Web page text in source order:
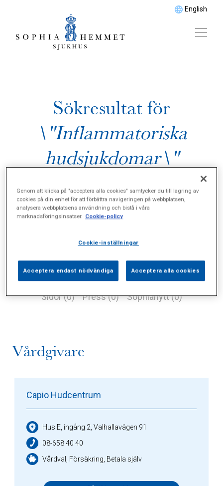
English
Sökresultat för
\"Inflammatoriska
hudsjukdomar\"
Alla (1) Vårdgivare (1) Specialister (0)
Sidor (0) Press (0) Sophianytt (0)
Vårdgivare
Capio Hudcentrum
Hus E, ingång 2, Valhallavägen 91
08-658 40 40
Vårdval, Försäkring, Betala själv
Genom att klicka på "acceptera alla cookies" samtycker du till lagring av
cookies på din enhet för att förbättra navigeringen på webbplatsen,
analysera webbplatsens användning och bistå i våra
marknadsföringsinsatser. Cookie-policy
Cookie-inställningar
Acceptera endast nödvändiga Acceptera alla cookies